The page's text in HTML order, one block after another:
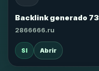
Backlink generado 73
2866666.ru
SI Abrir